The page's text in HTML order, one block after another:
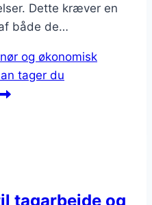
Dette kræver en
både de…
og økonomisk
tager du
tagarbejde og